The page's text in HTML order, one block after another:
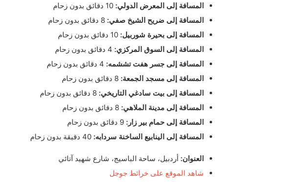
المسافة إلى المعرض الدولي: 10 دقائق بدون زحام
المسافة إلى ضريح الشيخ صفي: 8 دقائق بدون زحام
المسافة إلى بحيرة شوربيل: 10 دقائق بدون زحام
المسافة إلى السوق المركزي:
المسافة إلى جسر هفت تششمه:
المسافة إلى مسجد الجمعة: 8 دقائق بدون زحام
المسافة إلى بيت سادغي التاريخي: 8 دقائق بدون زحام
المسافة إلى مدينة الملاهي: 8 دقائق بدون زحام
المسافة إلى حمام بير زار: 9 دقائق بدون زحام
المسافة إلى الينابيع الساخنة سردابه: 40 دقيقة بدون زحام
العنوان: أردبيل، ساحة الباسيج، شارع شهيد آتائي
شاهد الموقع على خرائط جوجل